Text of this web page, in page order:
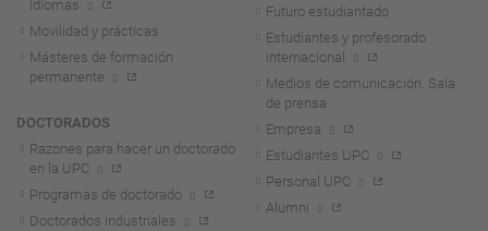
idiomas
Movilidad y prácticas
Másteres de formación
permanente
DOCTORADOS
Razones para hacer un doctorado
en la UPC
Programas de doctorado
Doctorados industriales
Futuro estudiantado
Estudiantes y profesorado
internacional
Medios de comunicación. Sala
de prensa
Empresa
Estudiantes UPC
Personal UPC
Alumni